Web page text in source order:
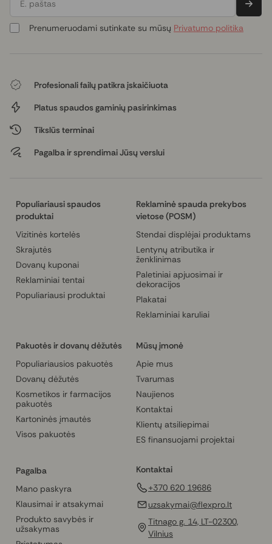
E. paštas
Prenumeruodami sutinkate su mūsų Privatumo politika
Profesionali failų patikra įskaičiuota
Platus spaudos gaminių pasirinkimas
Tikslūs terminai
Pagalba ir sprendimai Jūsų verslui
Populiariausi spaudos
produktai
Vizitinės kortelės
Skrajutės
Dovanų kuponai
Reklaminiai tentai
Populiariausi produktai
Reklaminė spauda prekybos
vietose (POSM)
Stendai displėjai produktams
Lentynų atributika ir
ženklinimas
Paletiniai apjuosimai ir
dekoracijos
Plakatai
Reklaminiai karuliai
Pakuotės ir dovanų dėžutės
Populiariausios pakuotės
Dovanų dėžutės
Kosmetikos ir farmacijos
pakuotės
Kartoninės įmautės
Visos pakuotės
Mūsų įmonė
Apie mus
Tvarumas
Naujienos
Kontaktai
Klientų atsiliepimai
ES finansuojami projektai
Pagalba
Mano paskyra
Klausimai ir atsakymai
Produkto savybės ir
užsakymas
Kontaktai
+370 620 19686
uzsakymai@flexpro.lt
Titnago g. 14, LT-02300,
Vilnius